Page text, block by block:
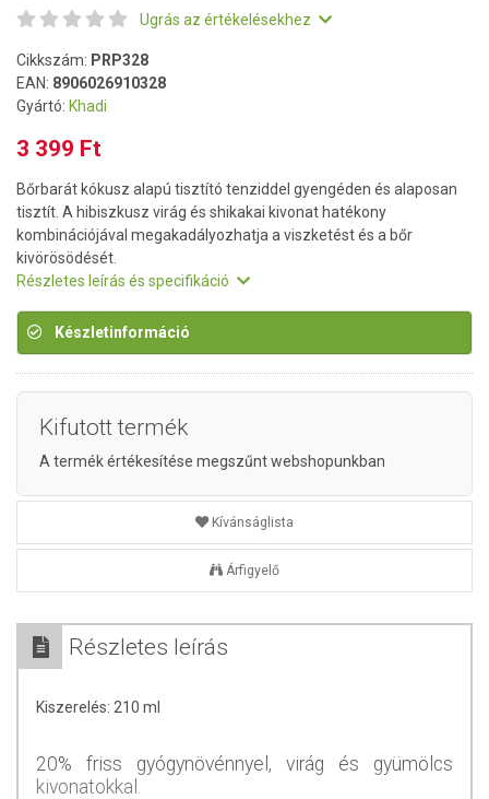
Ugrás az értékelésekhez
Cikkszám: PRP328
EAN: 8906026910328
Gyártó: Khadi
3 399 Ft
Bőrbarát kókusz alapú tisztító tenziddel gyengéden és alaposan
tisztít. A hibiszkusz virág és shikakai kivonat hatékony
kombinációjával megakadályozhatja a viszketést és a bőr
kivörösödését.
Részletes leírás és specifikáció
Készletinformáció
Kifutott termék
A termék értékesítése megszűnt webshopunkban
Kívánságlista
Árfigyelő
Részletes leírás
Kiszerelés: 210 ml
20% friss gyógynövénnyel, virág és gyümölcs
kivonatokkal.